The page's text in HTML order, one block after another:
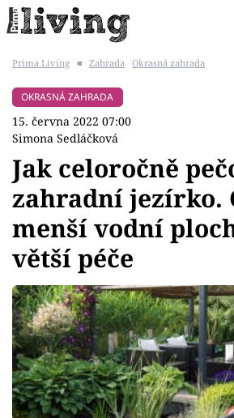
BYDLENÍ SLAVNÝCH
Témata
Bydlení
Zahrada
Design
Sledujte prima+
Prima Living ■ Zahrada Okrasná zahrada
OKRASNÁ ZAHRADA
15. června 2022 07:00
Simona Sedláčková
Jak celoročně
zahradní jezírko.
menší vodní
větší péče